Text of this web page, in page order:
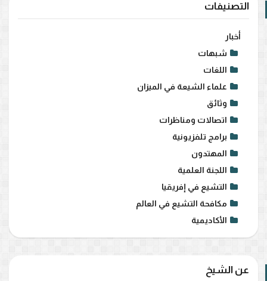
التصنيفات
أخبار
شبهات
اللغات
علماء الشيعة في الميزان
وثائق
اتصالات ومناظرات
برامج تلفزيونية
المهتدون
اللجنة العلمية
التشيع في إفريقيا
مكافحة التشيع في العالم
الأكاديمية
عن الشيخ